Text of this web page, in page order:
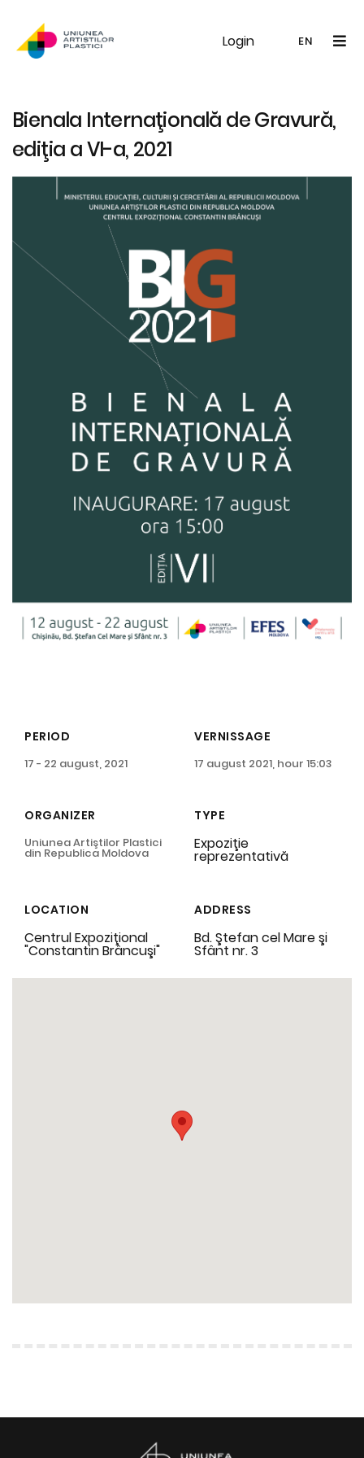
Login EN
EN
UAP Galerie Noutăți
Bienala Internaţională de Gravură,
ediţia a VI-a, 2021
PERIOD
17 - 22 august, 2021
VERNISSAGE
17 august 2021, hour 15:03
ORGANIZER
Uniunea Artiştilor Plastici
din Republica Moldova
TYPE
Expoziţie
reprezentativă
LOCATION
Centrul Expoziţional
"Constantin Brâncuşi"
ADDRESS
Bd. Ştefan cel Mare şi
Sfânt nr. 3